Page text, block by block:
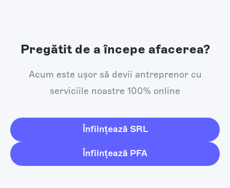
Pregătit de a începe afacerea?
Acum este ușor să devii antreprenor cu
serviciile noastre 100% online
Înființează SRL
Înființează PFA